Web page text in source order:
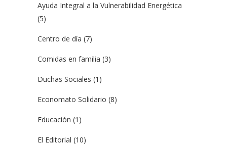
Ayuda Integral a la Vulnerabilidad Energética
(5)
Centro de día (7)
Comidas en familia (3)
Duchas Sociales (1)
Economato Solidario (8)
Educación (1)
El Editorial (10)